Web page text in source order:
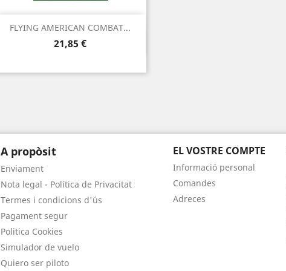
FLYING AMERICAN COMBAT...
Preu
21,85 €
Vista ràpida
A propòsit
Enviament
Nota legal - Política de Privacitat
Termes i condicions d'ús
Pagament segur
Politica Cookies
Simulador de vuelo
Quiero ser piloto
EL VOSTRE COMPTE
Informació personal
Comandes
Adreces